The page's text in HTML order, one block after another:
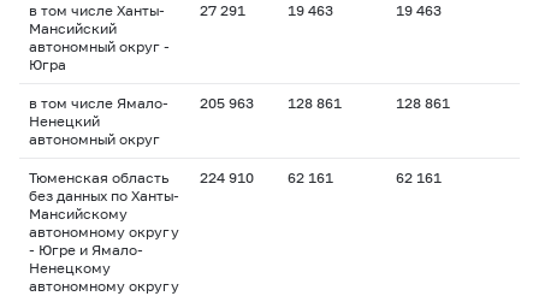
в том числе Ханты-
Мансийский
автономный округ -
Югра
27 291 19 463 19 463
в том числе Ямало-
Ненецкий
автономный округ
205 963 128 861 128 861
Тюменская область
без данных по Ханты-
Мансийскому
автономному округу
- Югре и Ямало-
Ненецкому
автономному округу
224 910 62 161 62 161